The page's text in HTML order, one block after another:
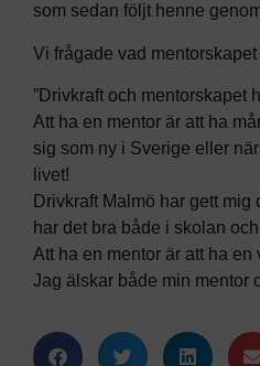
som sedan följt henne
Vi frågade vad
”Drivkraft och mentorskapet
Att ha en mentor är att ha
sig som ny i Sverige eller
livet!
Drivkraft Malmö har gett mig
har det bra både i skolan
Att ha en mentor är att ha en
Jag älskar både min mentor